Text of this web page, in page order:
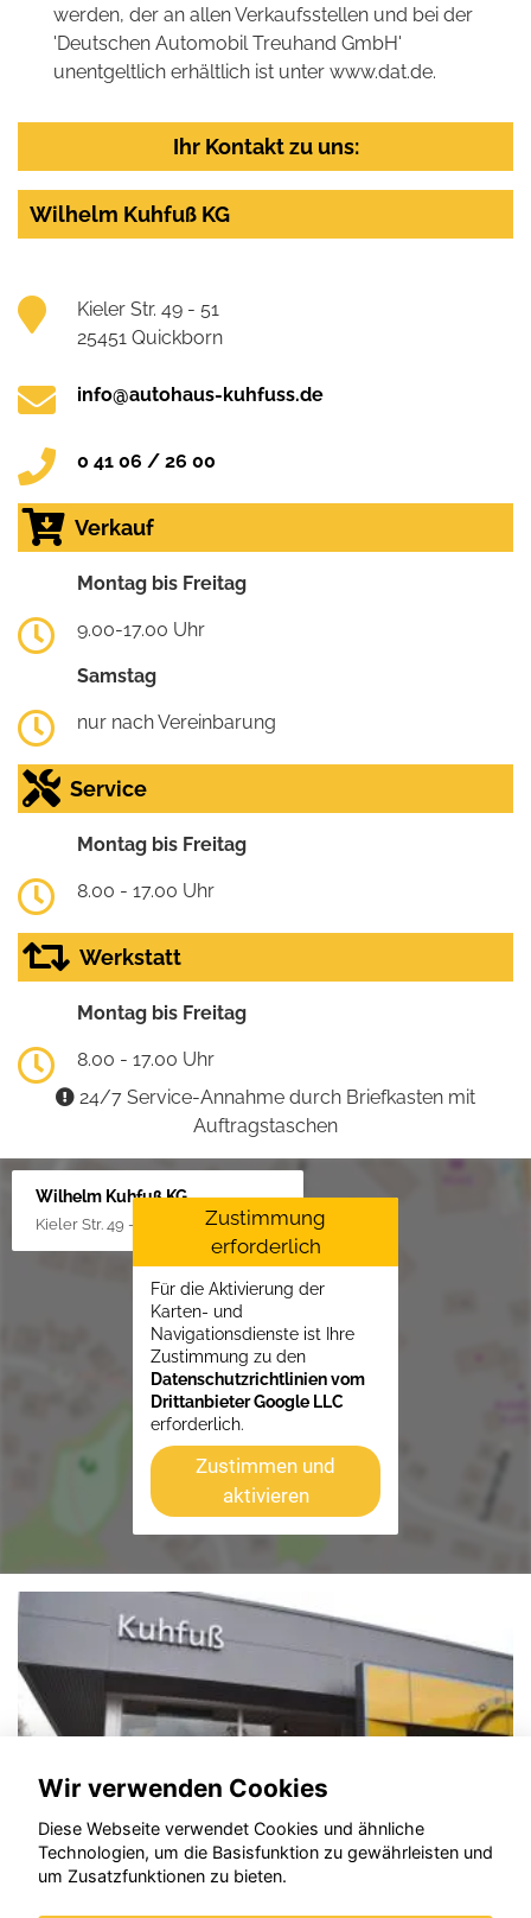
werden, der an allen Verkaufsstellen und bei der
'Deutschen Automobil Treuhand GmbH'
unentgeltlich erhältlich ist unter www.dat.de.
Ihr Kontakt zu uns:
Wilhelm Kuhfuß KG
Kieler Str. 49 - 51
25451 Quickborn
info@autohaus-kuhfuss.de
0 41 06 / 26 00
Verkauf
Montag bis Freitag
9.00-17.00 Uhr
Samstag
nur nach Vereinbarung
Service
Montag bis Freitag
8.00 - 17.00 Uhr
Werkstatt
Montag bis Freitag
8.00 - 17.00 Uhr
24/7 Service-Annahme durch Briefkasten mit
Auftragstaschen
Wilhelm Kuhfuß KG
Kieler Str. 49 - 51, 25451 Quickborn
Zustimmung
erforderlich
Für die Aktivierung der
Karten- und
Navigationsdienste ist Ihre
Zustimmung zu den
Datenschutzrichtlinien vom
Drittanbieter Google LLC
erforderlich.
Zustimmen und
aktivieren
Wir verwenden Cookies
Diese Webseite verwendet Cookies und ähnliche
Technologien, um die Basisfunktion zu gewährleisten und
um Zusatzfunktionen zu bieten.